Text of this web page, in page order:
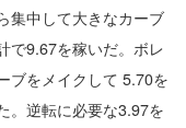
集中して大きなカーブ
で9.67を稼いだ。ボレ
ブをメイクして 5.70を
。逆転に必要な3.97を